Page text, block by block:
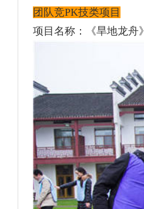
团队竞PK技类项目
项目名称：《旱地龙舟》